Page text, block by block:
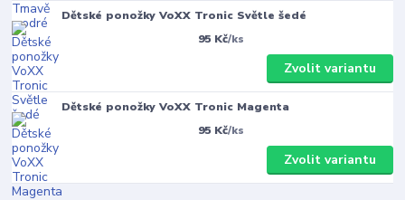
Dětské ponožky VoXX Tronic Světle šedé
95 Kč/ks
Zvolit variantu
Dětské ponožky VoXX Tronic Magenta
95 Kč/ks
Zvolit variantu